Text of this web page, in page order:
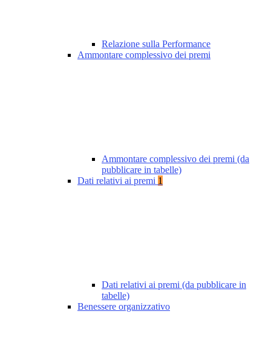
Relazione sulla Performance
Ammontare complessivo dei premi
Ammontare complessivo dei premi (da
pubblicare in tabelle)
Dati relativi ai premi 1
Dati relativi ai premi (da pubblicare in
tabelle)
Benessere organizzativo